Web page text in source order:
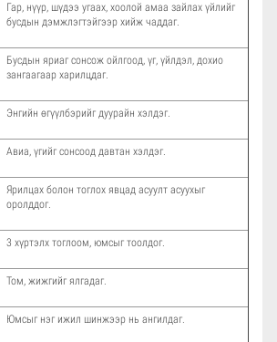
Гар, нүүр, шүдээ угаах, хоолой амаа зайлах үйлийг
бусдын дэмжлэгтэйгээр хийж чаддаг.
Бусдын яриаг сонсож ойлгоод, үг, үйлдэл, дохио
зангаагаар харилцдаг.
Энгийн өгүүлбэрийг дуурайн хэлдэг.
Авиа, үгийг сонсоод давтан хэлдэг.
Ярилцах болон тоглох явцад асуулт асуухыг
оролддог.
3 хүртэлх тоглоом, юмсыг тоолдог.
Том, жижгийг ялгадаг.
Юмсыг нэг ижил шинжээр нь ангилдаг.